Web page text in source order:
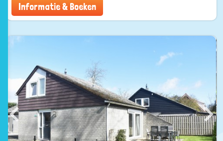
Informatie & Boeken